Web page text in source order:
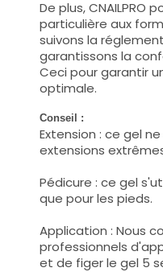
De plus, CNAILPRO
particulière aux
suivons la
garantissons la
Ceci pour garantir
optimale.
Conseil :
Extension : ce gel
extensions
Pédicure : ce gel
que pour les pieds.
Application : Nous
professionnels
et de figer le gel 5